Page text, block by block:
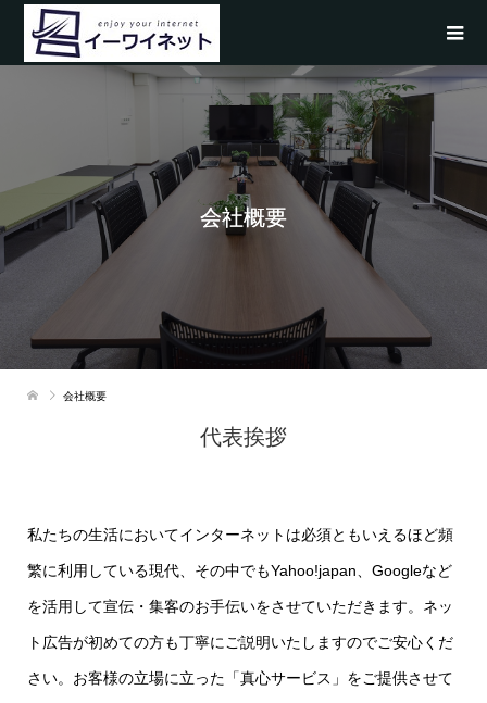
会社概要
会社概要
代表挨拶
私たちの生活においてインターネットは必須ともいえるほど頻
繁に利用している現代、その中でもYahoo!japan、Googleなど
を活用して宣伝・集客のお手伝いをさせていただきます。ネッ
ト広告が初めての方も丁寧にご説明いたしますのでご安心くだ
さい。お客様の立場に立った「真心サービス」をご提供させて